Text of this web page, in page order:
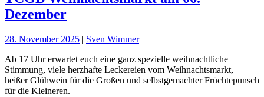
Dezember
28. November 2025 | Sven Wimmer
Ab 17 Uhr erwartet euch eine ganz spezielle weihnachtliche
Stimmung, viele herzhafte Leckereien vom Weihnachtsmarkt,
heißer Glühwein für die Großen und selbstgemachter Früchtepunsch
für die Kleineren.